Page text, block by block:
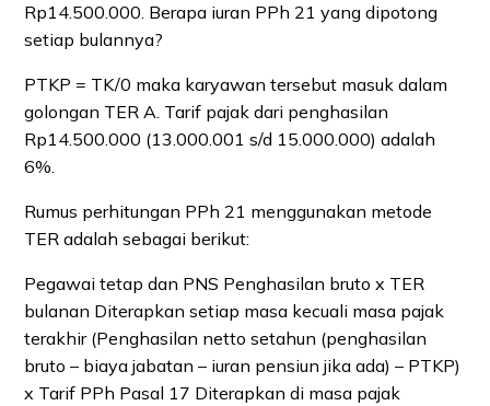
Rp14.500.000. Berapa iuran PPh 21 yang dipotong
setiap bulannya?
PTKP = TK/0 maka karyawan tersebut masuk dalam
golongan TER A. Tarif pajak dari penghasilan
Rp14.500.000 (13.000.001 s/d 15.000.000) adalah
6%.
Rumus perhitungan PPh 21 menggunakan metode
TER adalah sebagai berikut:
Pegawai tetap dan PNS Penghasilan bruto x TER
bulanan Diterapkan setiap masa kecuali masa pajak
terakhir (Penghasilan netto setahun (penghasilan
bruto – biaya jabatan – iuran pensiun jika ada) – PTKP)
x Tarif PPh Pasal 17 Diterapkan di masa pajak